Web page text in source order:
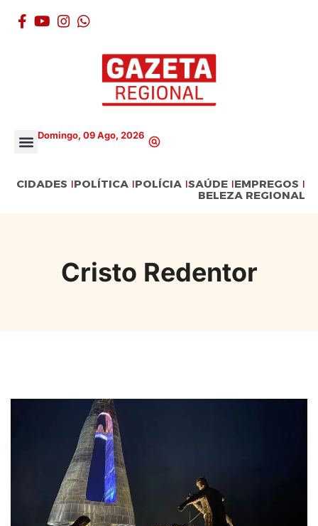
Domingo, 09 Ago, 2026
CIDADES POLÍTICA POLÍCIA SAÚDE EMPREGOS
BELEZA REGIONAL
Cristo Redentor